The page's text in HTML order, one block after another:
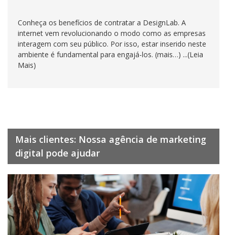
Conheça os benefícios de contratar a DesignLab. A
internet vem revolucionando o modo como as empresas
interagem com seu público. Por isso, estar inserido neste
ambiente é fundamental para engajá-los. (mais…) ...(Leia
Mais)
Mais clientes: Nossa agência de marketing
digital pode ajudar